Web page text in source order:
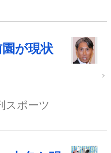
が現状
スポーツ